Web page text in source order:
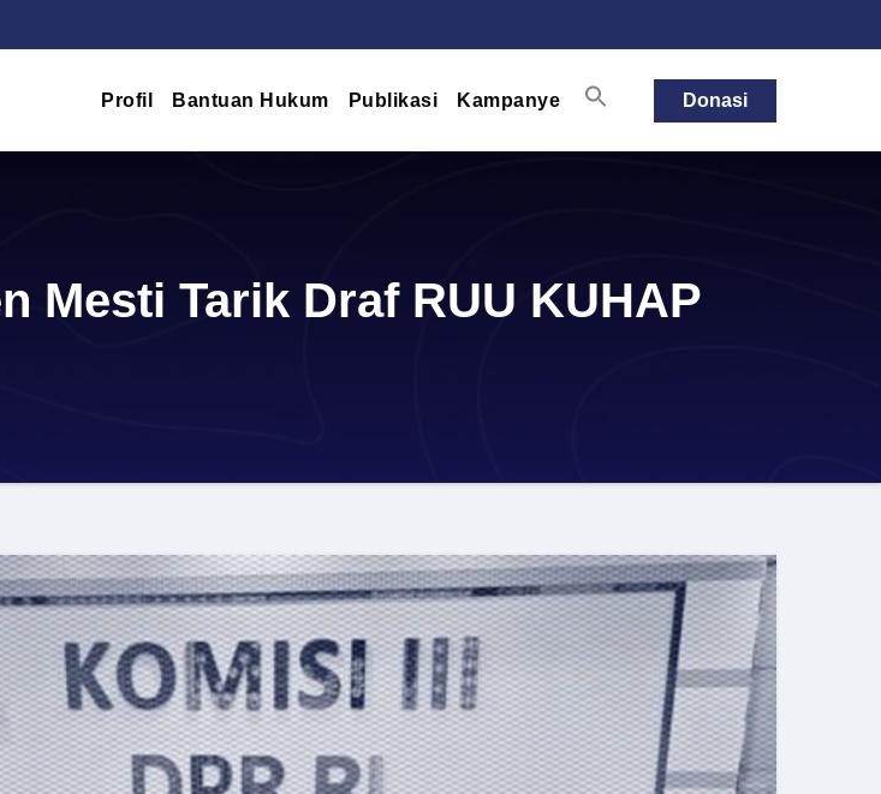
Profil
Bantuan Hukum Publikasi Kampanye Donasi
Mesti Tarik Draf RUU KUHAP